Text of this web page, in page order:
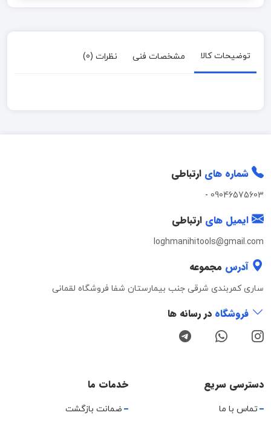
توضیحات کالا مشخصات فنی نظرات (0)
شماره های ارتباطی
09046575603
-
ایمیل های ارتباطی
loghmanihitools@gmail.com
آدرس مجموعه
ساری کمربندی شرقی جنب بیمارستان شفا فروشگاه لقمانی
فروشگاه در رسانه ها
دسترسی سریع
تماس با ما
خدمات ما
ضمانت بازگشت